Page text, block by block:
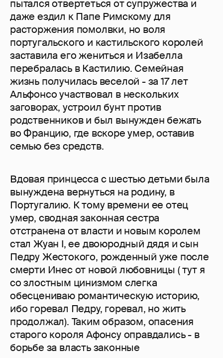
пытался отвертеться от супружества и
даже ездил к Папе Римскому для
расторжения помолвки, но воля
португальского и кастильского королей
заставила его жениться и Изабелла
перебралась в Кастилию. Семейная
жизнь получилась веселой - за 17 лет
Альфонсо участвовал в нескольких
заговорах, устроил бунт против
родственников и был вынужден бежать
во Францию, где вскоре умер, оставив
семью без средств.
Вдовая принцесса с шестью детьми была
вынуждена вернуться на родину, в
Португалию. К тому времени ее отец
умер, сводная законная сестра
отстранена от власти и новым королем
стал Жуан I, ее двоюродный дядя и сын
Педру Жестокого, рожденный уже после
смерти Инес от новой любовницы ( тут я
со злостным цинизмом слегка
обесцениваю романтическую историю,
ибо горевал Педру, горевал, но жить
продолжал). Таким образом, опасения
старого короля Афонсу оправдались - в
борьбе за власть законные